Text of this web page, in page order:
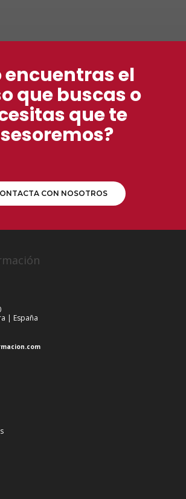
encuentras el
que buscas o
que te
CON NOSOTROS
| España